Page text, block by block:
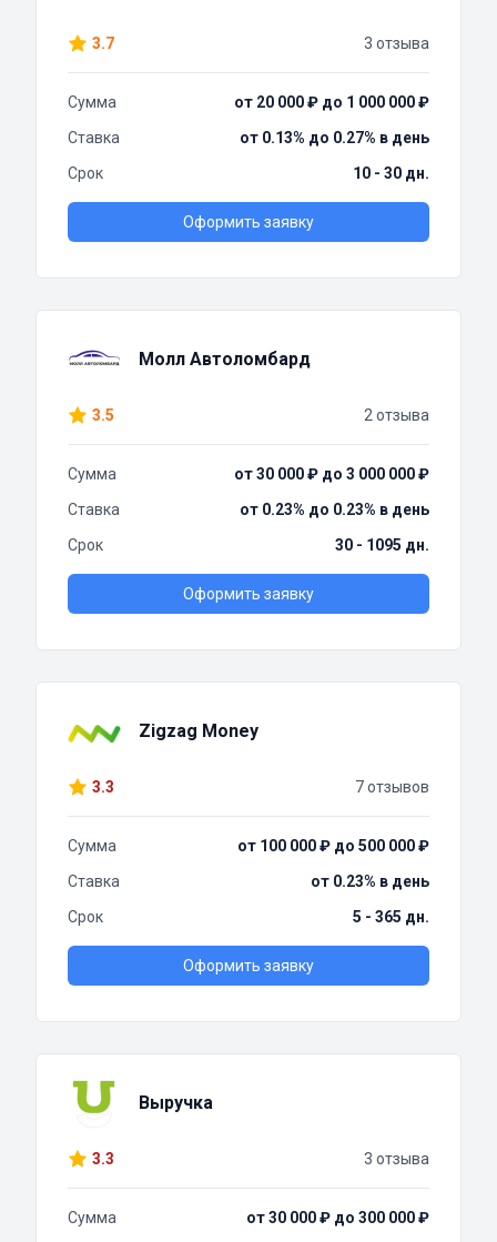
3.7 3 отзыва
Сумма
от 20 000 ₽ до 1 000 000 ₽
Ставка
от 0.13% до 0.27% в день
Срок
10 - 30 дн.
Оформить заявку
Молл Автоломбард
3.5 2 отзыва
Сумма
от 30 000 ₽ до 3 000 000 ₽
Ставка
от 0.23% до 0.23% в день
Срок
30 - 1095 дн.
Оформить заявку
Zigzag Money
3.3 7 отзывов
Сумма
от 100 000 ₽ до 500 000 ₽
Ставка
от 0.23% в день
Срок
5 - 365 дн.
Оформить заявку
Выручка
3.3 3 отзыва
Сумма
от 30 000 ₽ до 300 000 ₽